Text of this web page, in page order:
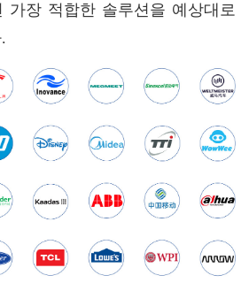
가장 적합한 솔루션을 예상대로